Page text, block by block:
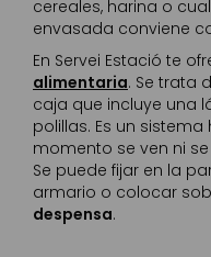
cereales, harina o
envasada conviene
En Servei Estació te
alimentaria. Se trata
caja que incluye una
polillas. Es un
momento se ven ni
Se puede fijar en la
armario o colocar
despensa.